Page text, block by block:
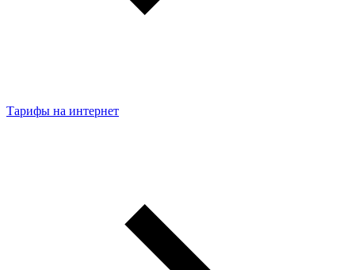
Тарифы на интернет